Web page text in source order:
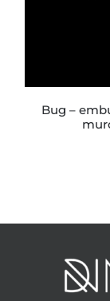
bug – embutido led sumergible para piscinas,